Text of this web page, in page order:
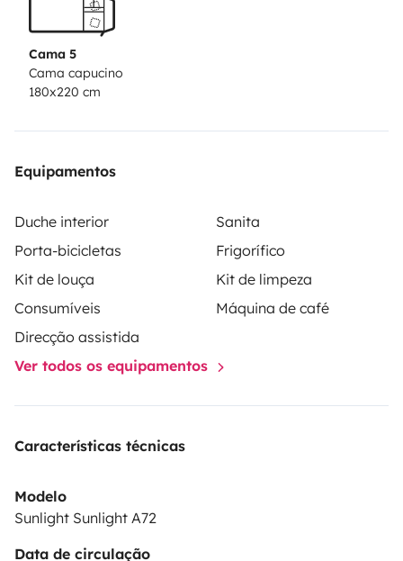
Cama 5
Cama capucino
180x220 cm
Equipamentos
Duche interior
Sanita
Porta-bicicletas
Frigorífico
Kit de louça
Kit de limpeza
Consumíveis
Máquina de café
Direcção assistida
Ver todos os equipamentos
Características técnicas
Modelo
Sunlight Sunlight A72
Data de circulação